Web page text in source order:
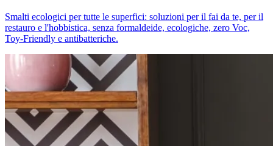
Smalti ecologici per tutte le superfici: soluzioni per il fai da te, per il
restauro e l'hobbistica, senza formaldeide, ecologiche, zero Voc,
Toy-Friendly e antibatteriche.